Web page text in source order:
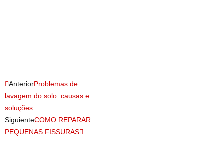
AnteriorProblemas de
lavagem do solo: causas e
soluções
SiguienteCOMO REPARAR
PEQUENAS FISSURAS